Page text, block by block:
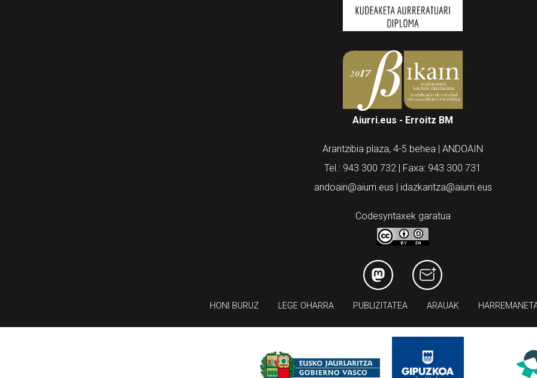
Aiurri.eus - Erroitz BM
Arantzibia plaza, 4-5 behea | ANDOAIN
Tel.: 943 300 732 | Faxa: 943 300 731
andoain@aiurri.eus | idazkaritza@aiurri.eus
Codesyntaxek garatua
HONI BURUZ LEGE OHARRA PUBLIZITATEA ARAUAK